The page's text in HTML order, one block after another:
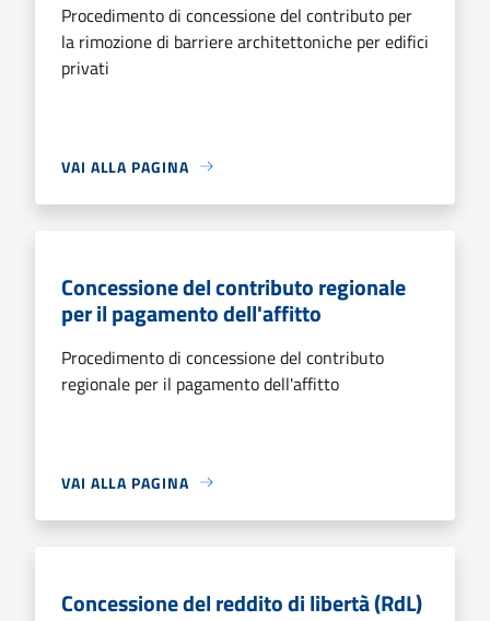
Procedimento di concessione del contributo per
la rimozione di barriere architettoniche per edifici
privati
VAI ALLA PAGINA
Concessione del contributo regionale
per il pagamento dell'affitto
Procedimento di concessione del contributo
regionale per il pagamento dell'affitto
VAI ALLA PAGINA
Concessione del reddito di libertà (RdL)